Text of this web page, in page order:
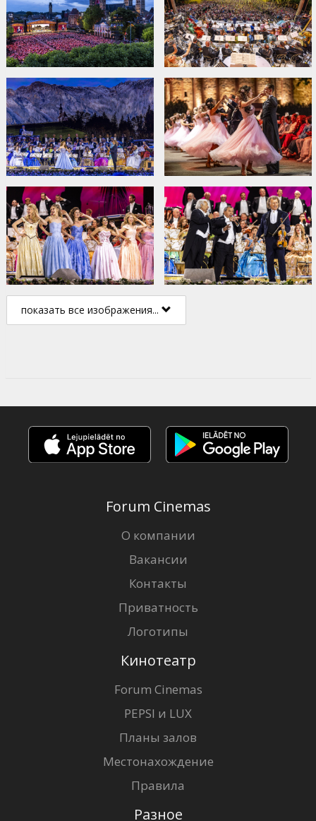
показать все изображения...
Forum Cinemas
О компании
Вакансии
Контакты
Приватность
Логотипы
Кинотеатр
Forum Cinemas
PEPSI и LUX
Планы залов
Местонахождение
Правила
Разное